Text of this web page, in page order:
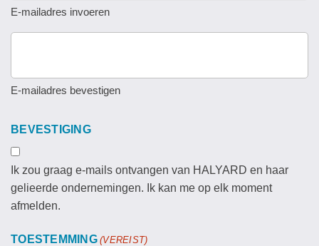
E-mailadres invoeren
E-mailadres bevestigen
BEVESTIGING
Ik zou graag e-mails ontvangen van HALYARD en haar
gelieerde ondernemingen. Ik kan me op elk moment
afmelden.
TOESTEMMING (VEREIST)